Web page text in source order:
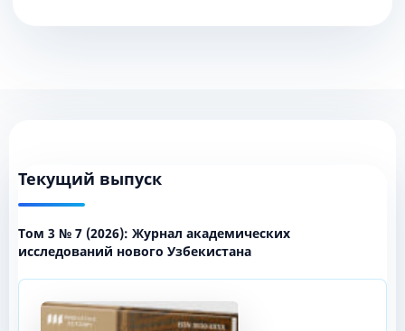
Текущий выпуск
Том 3 № 7 (2026): Журнал академических
исследований нового Узбекистана